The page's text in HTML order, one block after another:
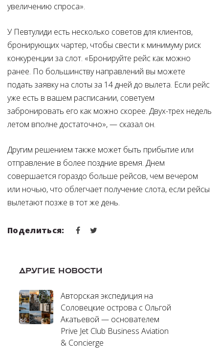
увеличению спроса».
У Певтулиди есть несколько советов для клиентов,
бронирующих чартер, чтобы свести к минимуму риск
конкуренции за слот. «Бронируйте рейс как можно
ранее. По большинству направлений вы можете
подать заявку на слоты за 14 дней до вылета. Если рейс
уже есть в вашем расписании, советуем
забронировать его как можно скорее. Двух-трех недель
летом вполне достаточно», — сказал он.
Другим решением также может быть прибытие или
отправление в более поздние время. Днем
совершается гораздо больше рейсов, чем вечером
или ночью, что облегчает получение слота, если рейсы
вылетают позже в тот же день.
Поделиться:
ДРУГИЕ НОВОСТИ
Авторская экспедиция на
Соловецкие острова с Ольгой
Акатьевой — основателем
Prive Jet Club Business Aviation
& Concierge